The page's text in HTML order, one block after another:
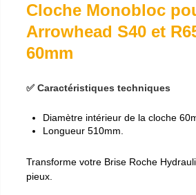
Cloche Monobloc
Arrowhead S40 et
60mm
✅ Caractéristiques techniques
Diamètre intérieur de la cloche
Longueur 510mm.
Transforme votre Brise Roche
pieux.